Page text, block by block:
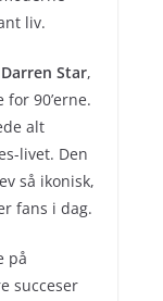
liv.
Darren Star,
90’erne.
alt
livet. Den
så ikonisk,
fans i dag.
på
succeser